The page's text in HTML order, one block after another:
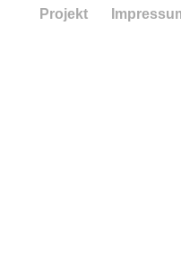
Projekt